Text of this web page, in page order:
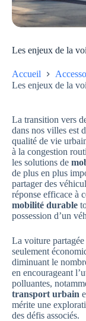
Les enjeux de la
Accueil
Les enjeux de la
La transition vers
dans nos villes est
qualité de vie
à la congestion
les solutions de
de plus en plus
partager des
réponse efficace à
mobilité durable
possession d’un
La voiture
seulement
diminuant le
en encourageant
polluantes,
transport urbain
mérite une
des défis associés.